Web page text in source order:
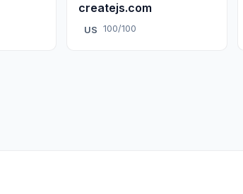
createjs.com
US 100/100